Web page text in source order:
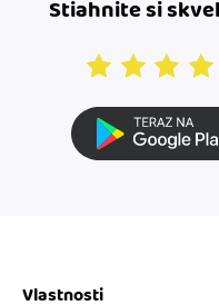
Stiahnite si
Vlastnosti